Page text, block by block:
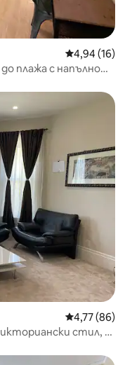
Средна
4,94 (16)
плажа с напълно
Средна
4,77 (86)
стил, 4